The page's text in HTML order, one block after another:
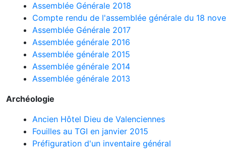
Assemblée Générale 2018
Compte rendu de l'assemblée générale du 18
Assemblée Générale 2017
Assemblée générale 2016
Assemblée générale 2015
Assemblée générale 2014
Assemblée générale 2013
Archéologie
Ancien Hôtel Dieu de Valenciennes
Fouilles au TGI en janvier 2015
Préfiguration d'un inventaire général